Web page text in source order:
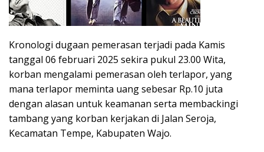
Kronologi dugaan pemerasan terjadi pada Kamis
tanggal 06 februari 2025 sekira pukul 23.00 Wita,
korban mengalami pemerasan oleh terlapor, yang
mana terlapor meminta uang sebesar Rp.10 juta
dengan alasan untuk keamanan serta membackingi
tambang yang korban kerjakan di Jalan Seroja,
Kecamatan Tempe, Kabupaten Wajo.